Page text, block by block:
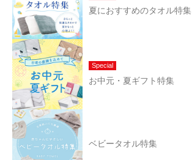
夏におすすめのタオル特集
Special
お中元・夏ギフト特集
ベビータオル特集